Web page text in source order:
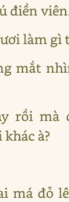
điền
làm gì
mắt
rồi mà
à?
má đỏ